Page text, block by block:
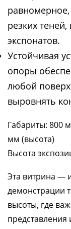
резких
экспонатов.
Устойчивая
опоры
любой
выровнять
Габариты: 800
мм (высота)
Высота
Эта витрина —
демонстрации
высоты, где